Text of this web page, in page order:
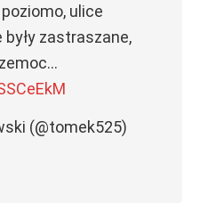
ulice
zastraszane,
(@tomek525)